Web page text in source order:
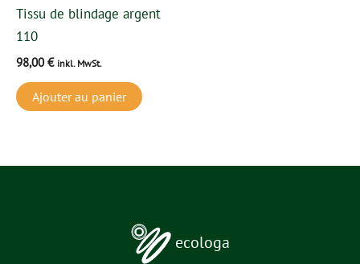
Tissu de blindage argent
110
98,00€ inkl. MwSt.
Ajouter au panier
ecologa